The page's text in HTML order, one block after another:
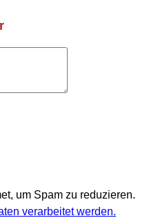
um Spam zu reduzieren.
verarbeitet werden.